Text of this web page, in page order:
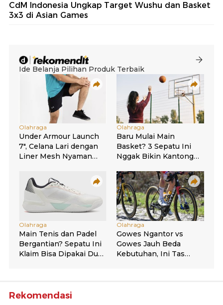
CdM Indonesia Ungkap Target Wushu dan Basket
3x3 di Asian Games
Rekomendasi